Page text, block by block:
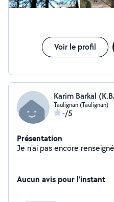
Voir le profil
Karim Barkal
Taulignan (Taulignan)
-/5
Présentation
Aucun avis pour l'instant